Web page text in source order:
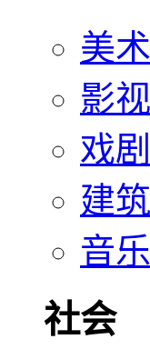
美术
影视
戏剧
建筑
音乐
社会